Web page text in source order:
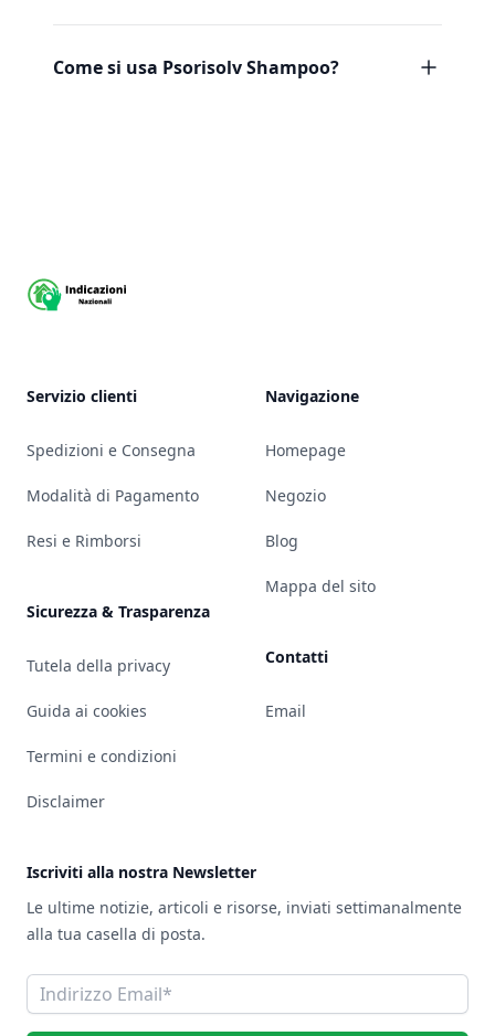
Come si usa Psorisolv Shampoo?
Servizio clienti
Spedizioni e Consegna
Modalità di Pagamento
Resi e Rimborsi
Sicurezza & Trasparenza
Tutela della privacy
Guida ai cookies
Termini e condizioni
Disclaimer
Navigazione
Homepage
Negozio
Blog
Mappa del sito
Contatti
Email
Iscriviti alla nostra Newsletter
Le ultime notizie, articoli e risorse, inviati settimanalmente
alla tua casella di posta.
Indirizzo Email